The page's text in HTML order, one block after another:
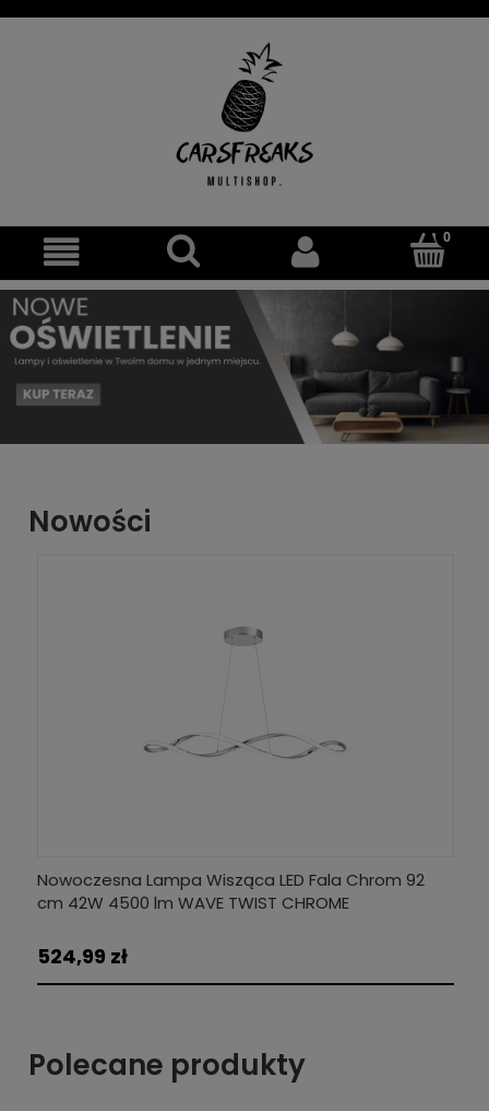
Nowości
Nowoczesna Lampa Wisząca LED Fala Chrom 92
cm 42W 4500 lm WAVE TWIST CHROME
524,99 zł
Polecane produkty